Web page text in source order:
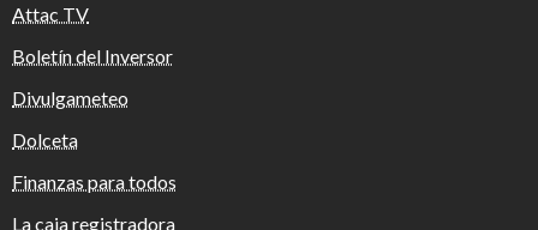
Attac TV
Boletín del Inversor
Divulgameteo
Dolceta
Finanzas para todos
La caja registradora